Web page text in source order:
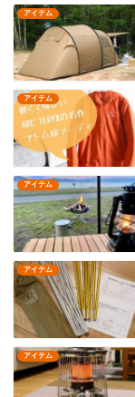
アイテム
アイテム
アイテム
アイテム
アイテム